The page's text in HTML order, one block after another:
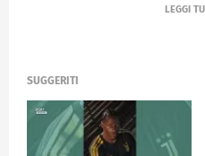
SUGGERITI